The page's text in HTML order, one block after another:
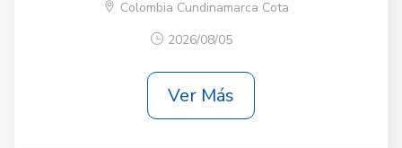
Colombia Cundinamarca Cota
2026/08/05
Ver Más